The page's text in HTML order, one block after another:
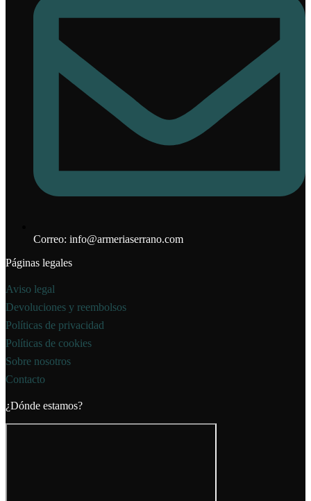
Correo: info@armeriaserrano.com
Páginas legales
Aviso legal
Devoluciones y reembolsos
Políticas de privacidad
Políticas de cookies
Sobre nosotros
Contacto
¿Dónde estamos?